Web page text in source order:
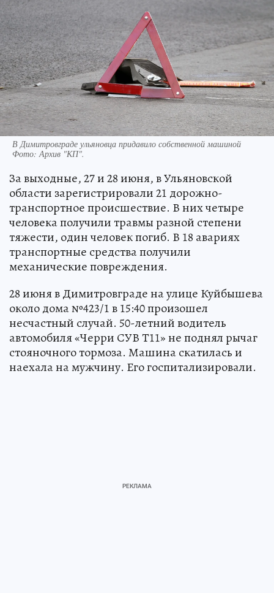
В Димитровграде ульяновца придавило собственной машиной
Фото:Архив "КП".
За выходные, 27 и 28 июня, в Ульяновской
области зарегистрировали 21 дорожно-
транспортное происшествие. В них четыре
человека получили травмы разной степени
тяжести, один человек погиб. В 18 авариях
транспортные средства получили
механические повреждения.
28 июня в Димитровграде на улице Куйбышева
около дома №423/1 в 15:40 произошел
несчастный случай. 50-летний водитель
автомобиля «Черри СУВ Т11» не поднял рычаг
стояночного тормоза. Машина скатилась и
наехала на мужчину. Его госпитализировали.